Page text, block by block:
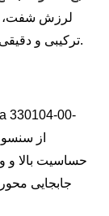
لرزش شفت،
ترکیبی و دقیقی در مورد سلامت کلی تجهیزات ارائه می دهند.
330104-00-
حساسیت بالا و
جابجایی